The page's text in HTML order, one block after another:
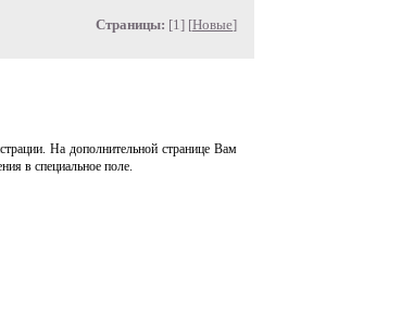
Страницы: [1] [Новые]
На дополнительной странице Вам
в специальное поле.